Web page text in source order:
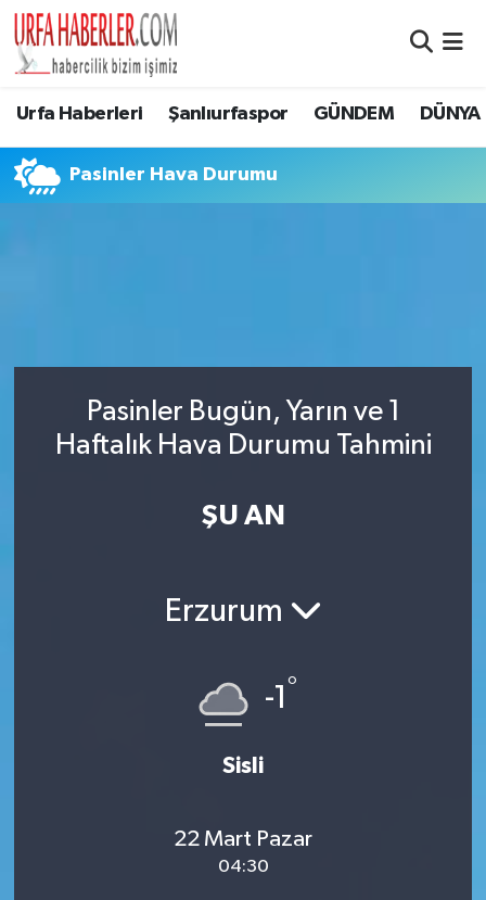
Urfa Haberleri Şanlıurfaspor GÜNDEM DÜNYA
Pasinler Hava Durumu
Pasinler Bugün, Yarın ve 1
Haftalık Hava Durumu Tahmini
ŞU AN
Erzurum
-1 °
Sisli
22 Mart Pazar
04:30
Şanlıurfa Nöbetçi Eczaneler
Son Dakika Haberleri